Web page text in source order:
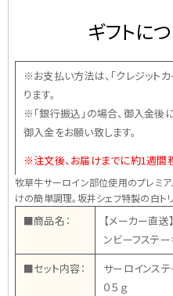
ギフトに
※お支払い方法は、「クレジット
ります。
※「銀行振込」の場合、御入金後
御入金をお願い致します。
※注文後、お届けまでに約1週間
牧草牛サーロイン部位使用のプレミア
けの簡単調理。坂井シェフ特製の白ト
■商品名：
【メーカー直
ンビーフステー
■セット内容：
サーロインステ
０５ｇ